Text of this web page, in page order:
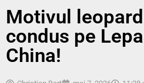
Motivul
condus pe
China!